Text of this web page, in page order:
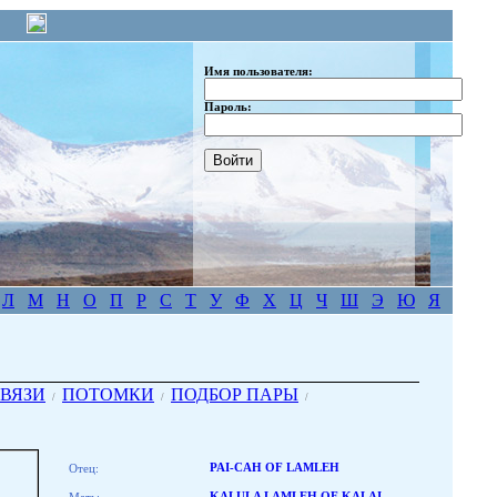
Имя пользователя:
Пароль:
Л М Н О П Р С Т У Ф Х Ц Ч Ш Э Ю Я
/ ПОТОМКИ / ПОДБОР ПАРЫ /
Отец: PAI-CAH OF LAMLEH